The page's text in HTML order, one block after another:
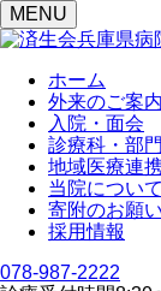
MENU
ホーム
外来のご案内
入院・面会
診療科・部門
地域医療連
当院について
寄附のお願い
採用情報
078-987-2222